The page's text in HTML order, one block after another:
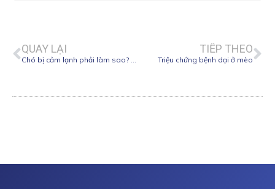
QUAY LẠI TIẾP THEO
Triệu chứng bệnh dại ở mèo